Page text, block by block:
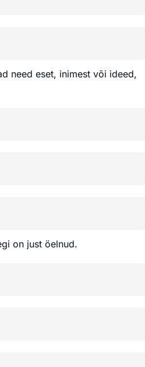
need eset, inimest või ideed,
on just öelnud.